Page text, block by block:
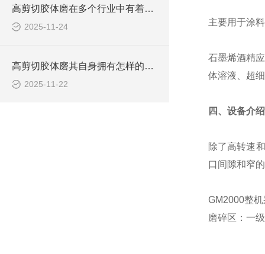
高剪切胶体磨在多个行业中有着广泛的应用
2025-11-24
高剪切胶体磨其自身拥有怎样的作用呢？
2025-11-22
主要用于涂
石墨烯酒精
体溶液、超
四、设备介
除了高转速
口间隙和窄
GM2000整
磨碎区：一